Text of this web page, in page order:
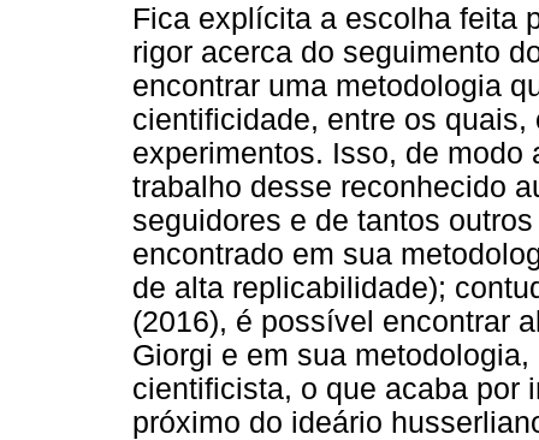
Fica explícita a escolha feita
rigor acerca do seguimento
encontrar uma metodologia
cientificidade, entre os
experimentos. Isso, de
trabalho desse reconhecido
seguidores e de tantos
encontrado em sua
de alta replicabilidade);
(2016), é possível encontrar
Giorgi e em sua
cientificista, o que acaba por
próximo do ideário